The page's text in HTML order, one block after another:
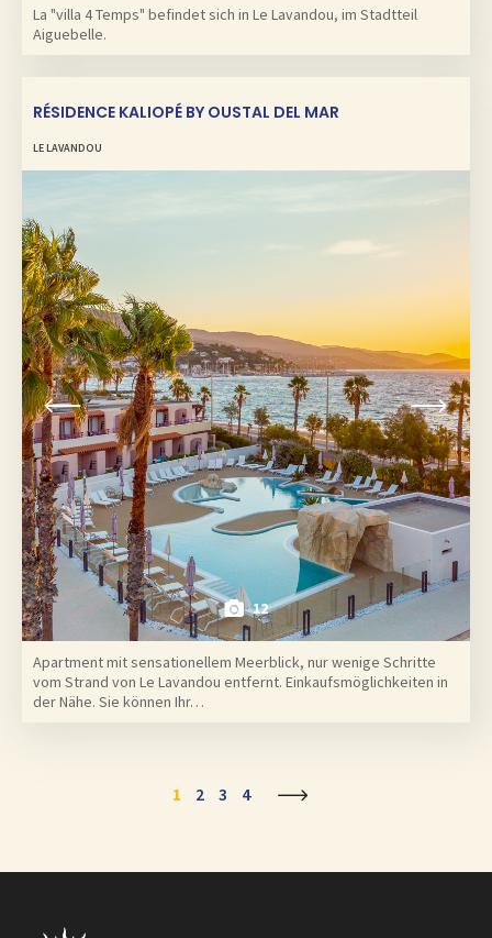
La "villa 4 Temps" befindet sich in Le Lavandou, im Stadtteil
Aiguebelle.
RÉSIDENCE KALIOPÉ BY OUSTAL DEL MAR
LE LAVANDOU
12
Apartment mit sensationellem Meerblick, nur wenige Schritte
vom Strand von Le Lavandou entfernt. Einkaufsmöglichkeiten in
der Nähe. Sie können Ihr…
1 2 3 4